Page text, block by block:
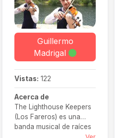
Guillermo
Madrigal
Vistas: 122
Acerca de
The Lighthouse Keepers
(Los Fareros) es una
banda musical de raíces